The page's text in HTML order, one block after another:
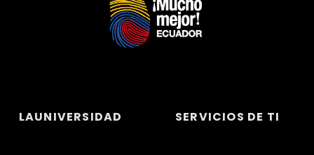
LAUNIVERSIDAD SERVICIOS DE TI